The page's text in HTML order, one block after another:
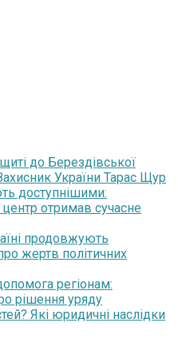
до Берездівської
України Тарас Щур
доступнішими:
отримав сучасне
продовжують
жертв політичних
регіонам:
рішення уряду
Які юридичні наслідки